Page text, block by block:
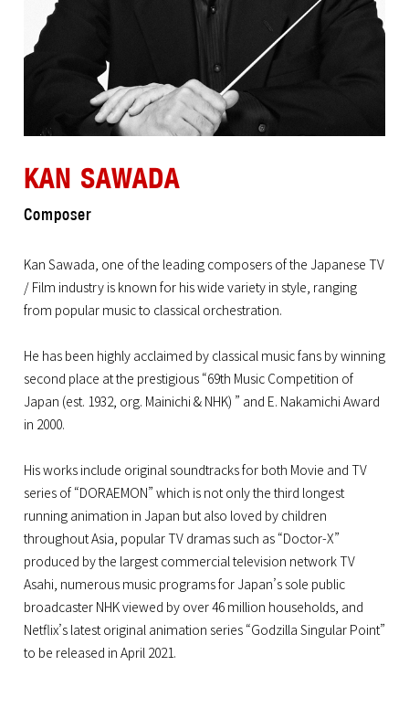
KAN SAWADA
Composer
Kan Sawada, one of the leading composers of the Japanese TV
/ Film industry is known for his wide variety in style, ranging
from popular music to classical orchestration.
He has been highly acclaimed by classical music fans by winning
second place at the prestigious “69th Music Competition of
Japan (est. 1932, org. Mainichi & NHK) ” and E. Nakamichi Award
in 2000.
His works include original soundtracks for both Movie and TV
series of “DORAEMON” which is not only the third longest
running animation in Japan but also loved by children
throughout Asia, popular TV dramas such as “Doctor-X”
produced by the largest commercial television network TV
Asahi, numerous music programs for Japan’s sole public
broadcaster NHK viewed by over 46 million households, and
Netflix’s latest original animation series “Godzilla Singular Point”
to be released in April 2021.